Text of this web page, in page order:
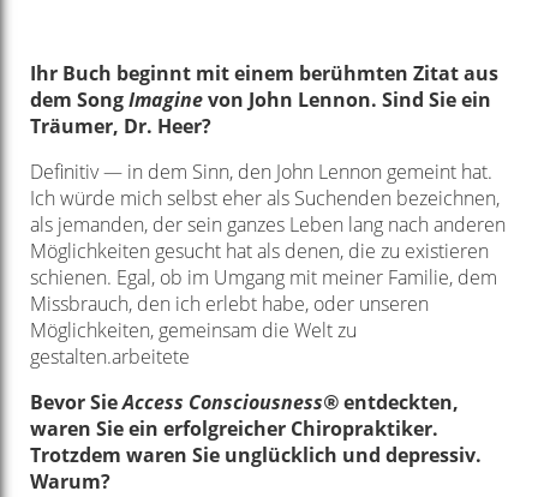
Ihr Buch beginnt mit einem berühmten Zitat aus
dem SongImaginevon John Lennon. Sind Sie ein
Träumer, Dr. Heer?
Definitiv — in dem Sinn, den John Lennon gemeint hat.
Ich würde mich selbst eher als Suchenden bezeichnen,
als jemanden, der sein ganzes Leben lang nach anderen
Möglichkeiten gesucht hat als denen, die zu existieren
schienen. Egal, ob im Umgang mit meiner Familie, dem
Missbrauch, den ich erlebt habe, oder unseren
Möglichkeiten, gemeinsam die Welt zu
gestalten.arbeitete
Bevor SieAccess Consciousness®entdeckten,
waren Sie ein erfolgreicher Chiropraktiker.
Trotzdem waren Sie unglücklich und depressiv.
Warum?